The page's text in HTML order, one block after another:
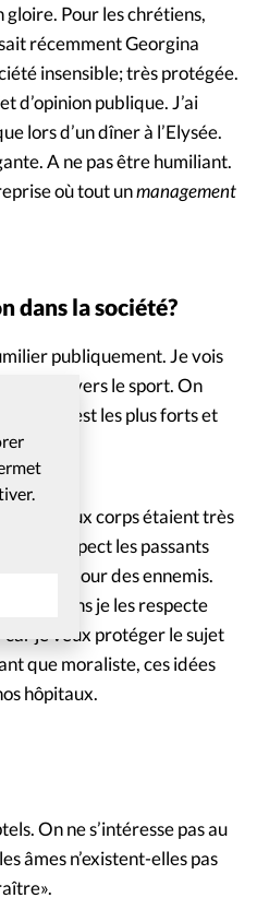
gloire. Pour les chrétiens,
récemment Georgina
insensible; très protégée.
d’opinion publique. J’ai
lors d’un dîner à l’Elysée.
A ne pas être humiliant.
où tout unmanagement
dans la société?
publiquement. Je vois
à travers le sport. On
l’on est les plus forts et
aux corps étaient très
avec respect les passants
à l’amour des ennemis.
du moins je les respecte
je veux protéger le sujet
que moraliste, ces idées
hôpitaux.
On ne s’intéresse pas au
âmes n’existent-elles pas